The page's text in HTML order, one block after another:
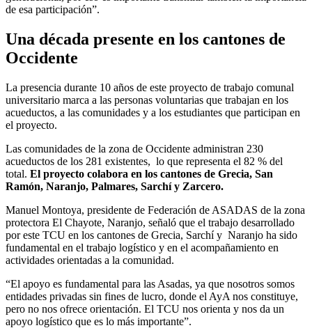
de esa participación”.
Una década presente en los cantones de
Occidente
La presencia durante 10 años de este proyecto de trabajo comunal
universitario marca a las personas voluntarias que trabajan en los
acueductos, a las comunidades y a los estudiantes que participan en
el proyecto.
Las comunidades de la zona de Occidente administran 230
acueductos de los 281 existentes, lo que representa el 82 % del
total. El proyecto colabora en los cantones de Grecia, San
Ramón, Naranjo, Palmares, Sarchí y Zarcero.
Manuel Montoya, presidente de Federación de ASADAS de la zona
protectora El Chayote, Naranjo, señaló que el trabajo desarrollado
por este TCU en los cantones de Grecia, Sarchí y Naranjo ha sido
fundamental en el trabajo logístico y en el acompañamiento en
actividades orientadas a la comunidad.
“El apoyo es fundamental para las Asadas, ya que nosotros somos
entidades privadas sin fines de lucro, donde el AyA nos constituye,
pero no nos ofrece orientación. El TCU nos orienta y nos da un
apoyo logístico que es lo más importante”.